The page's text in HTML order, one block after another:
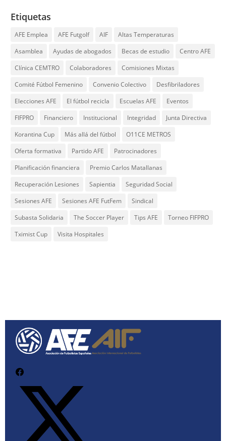
Etiquetas
AFE Emplea AFE Futgolf AIF
Altas Temperaturas
Asamblea
Ayudas de abogados Becas de estudio
Centro AFE
Clínica CEMTRO
Colaboradores
Comisiones Mixtas
Comité Fútbol Femenino
Convenio Colectivo
Desfibriladores
Elecciones AFE
El fútbol recicla Escuelas AFE
Eventos
FIFPRO
Financiero Institucional Integridad
Junta Directiva
Korantina Cup
Más allá del fútbol
O11CE METROS
Oferta formativa
Partido AFE
Patrocinadores
Planificación financiera
Premio Carlos Matallanas
Recuperación Lesiones
Sapientia
Seguridad Social
Sesiones AFE
Sesiones AFE FutFem
Sindical
Subasta Solidaria
The Soccer Player Tips AFE
Torneo FIFPRO
Tximist Cup
Visita Hospitales